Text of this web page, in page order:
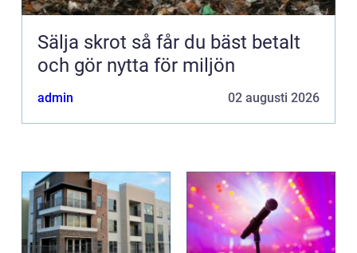
Sälja skrot så får du bäst betalt
och gör nytta för miljön
admin 02 augusti 2026